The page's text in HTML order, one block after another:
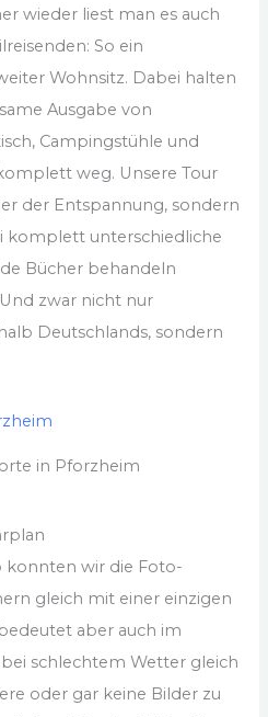
wieder liest man es auch
So ein
Wohnsitz. Dabei halten
Ausgabe von
Campingstühle und
weg. Unsere Tour
der Entspannung, sondern
komplett unterschiedliche
Bücher behandeln
zwar nicht nur
Deutschlands, sondern
in Pforzheim
konnten wir die Foto-
gleich mit einer einzigen
aber auch im
schlechtem Wetter gleich
oder gar keine Bilder zu